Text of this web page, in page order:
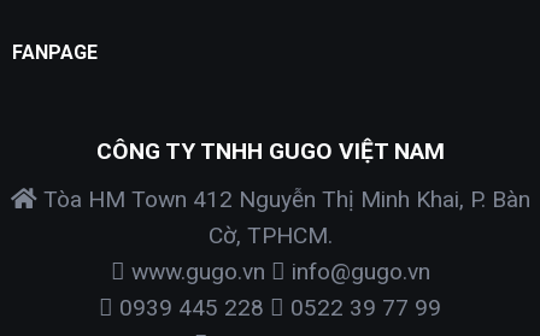
FANPAGE
CÔNG TY TNHH GUGO VIỆT NAM
Tòa HM Town 412 Nguyễn Thị Minh Khai, P. Bàn
Cờ, TPHCM.
www.gugo.vn
info@gugo.vn
0939 445 228
0522 39 77 99